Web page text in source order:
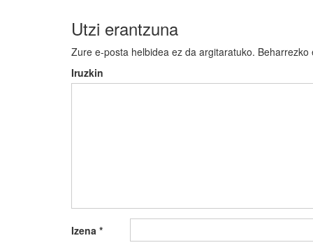
Utzi erantzuna
Zure e-posta helbidea ez da argitaratuko. Beharrezko
Iruzkin
Izena *